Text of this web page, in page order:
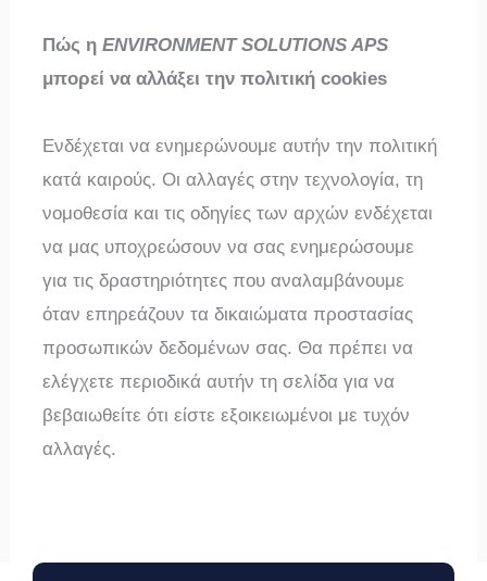
Πώς ηENVIRONMENT SOLUTIONS APS
μπορεί να αλλάξει την πολιτική cookies
Ενδέχεται να ενημερώνουμε αυτήν την πολιτική
κατά καιρούς. Οι αλλαγές στην τεχνολογία, τη
νομοθεσία και τις οδηγίες των αρχών ενδέχεται
να μας υποχρεώσουν να σας ενημερώσουμε
για τις δραστηριότητες που αναλαμβάνουμε
όταν επηρεάζουν τα δικαιώματα προστασίας
προσωπικών δεδομένων σας. Θα πρέπει να
ελέγχετε περιοδικά αυτήν τη σελίδα για να
βεβαιωθείτε ότι είστε εξοικειωμένοι με τυχόν
αλλαγές.